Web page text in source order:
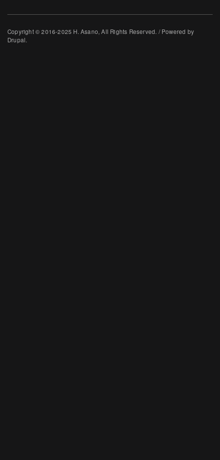
Copyright © 2016-2025 H. Asano, All Rights Reserved. / Powered by
Drupal.